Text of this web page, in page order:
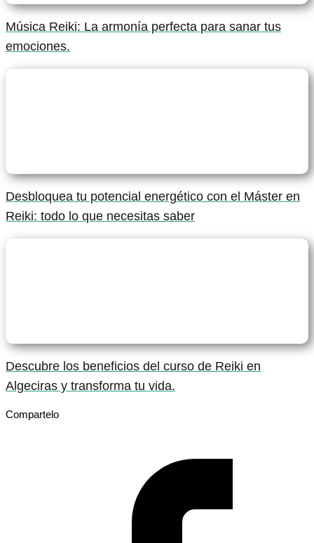
Música Reiki: La armonía perfecta para sanar tus
emociones.
Desbloquea tu potencial energético con el Máster en
Reiki: todo lo que necesitas saber
Descubre los beneficios del curso de Reiki en
Algeciras y transforma tu vida.
Compartelo